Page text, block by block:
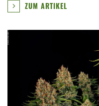
ZUM ARTIKEL